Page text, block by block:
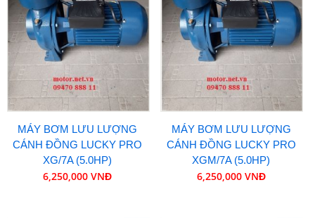
MÁY BƠM LƯU LƯỢNG
CÁNH ĐỒNG LUCKY PRO
XG/7A (5.0HP)
6,250,000 VNĐ
MÁY BƠM LƯU LƯỢNG
CÁNH ĐỒNG LUCKY PRO
XGM/7A (5.0HP)
6,250,000 VNĐ